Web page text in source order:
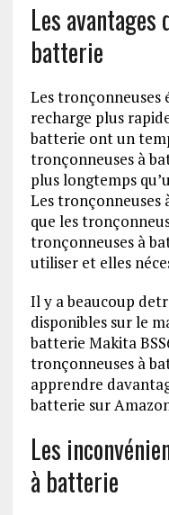
Les avantages
batterie
Les tronçonneuses
recharge plus
batterie ont un
tronçonneuses à
plus longtemps
Les tronçonneuses
que les
tronçonneuses à
utiliser et elles
Il y a beaucoup
disponibles sur le
batterie Makita
tronçonneuses à
apprendre
batterie sur
Les
à batterie